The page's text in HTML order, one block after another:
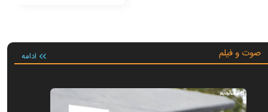
صوت و فیلم ادامه